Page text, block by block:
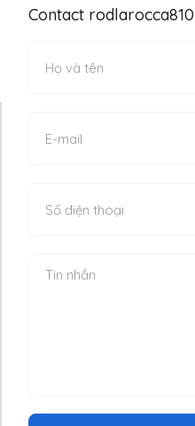
Contact rodlarocca810